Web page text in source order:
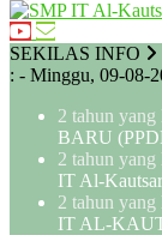
SEKILAS INFO
: - Minggu, 09-08-
2 tahun yang
BARU
2 tahun yang
IT Al-Kautsar
2 tahun yang
IT AL-